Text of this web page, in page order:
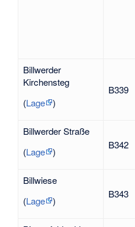
Billwerder
Kirchensteg
(Lage )
B339
Billwerder Straße
(Lage )
B342
Billwiese
(Lage )
B343